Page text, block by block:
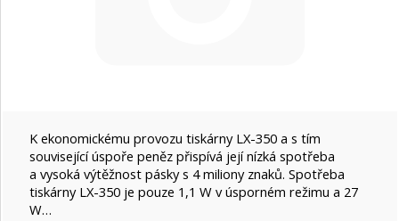
Fujifilm
Gembird
K ekonomickému provozu tiskárny LX-350 a s tím
související úspoře peněz přispívá její nízká spotřeba
a vysoká výtěžnost pásky s 4 miliony znaků. Spotřeba
tiskárny LX-350 je pouze 1,1 W v úsporném režimu a 27
W…